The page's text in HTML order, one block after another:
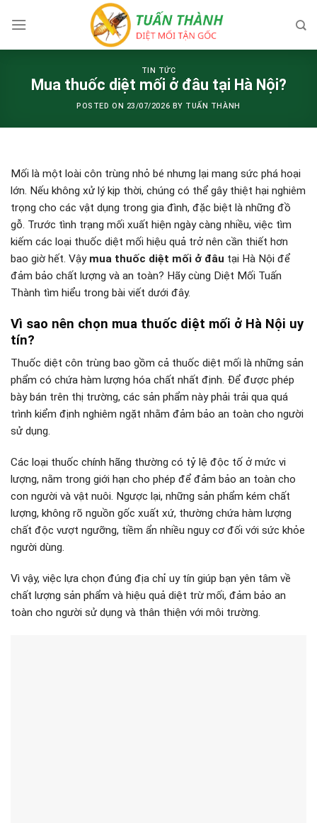
TIN TỨC
Mua thuốc diệt mối ở đâu tại Hà Nội?
POSTED ON 23/07/2026 BY TUẤN THÀNH
Mối là một loài côn trùng nhỏ bé nhưng lại mang sức phá hoại
lớn. Nếu không xử lý kịp thời, chúng có thể gây thiệt hại nghiêm
trọng cho các vật dụng trong gia đình, đặc biệt là những đồ
gỗ. Trước tình trạng mối xuất hiện ngày càng nhiều, việc tìm
kiếm các loại thuốc diệt mối hiệu quả trở nên cần thiết hơn
bao giờ hết. Vậy mua thuốc diệt mối ở đâu tại Hà Nội để
đảm bảo chất lượng và an toàn? Hãy cùng Diệt Mối Tuấn
Thành tìm hiểu trong bài viết dưới đây.
Vì sao nên chọn mua thuốc diệt mối ở Hà Nội uy
tín?
Thuốc diệt côn trùng bao gồm cả thuốc diệt mối là những sản
phẩm có chứa hàm lượng hóa chất nhất định. Để được phép
bày bán trên thị trường, các sản phẩm này phải trải qua quá
trình kiểm định nghiêm ngặt nhằm đảm bảo an toàn cho người
sử dụng.
Các loại thuốc chính hãng thường có tỷ lệ độc tố ở mức vi
lượng, nằm trong giới hạn cho phép để đảm bảo an toàn cho
con người và vật nuôi. Ngược lại, những sản phẩm kém chất
lượng, không rõ nguồn gốc xuất xứ, thường chứa hàm lượng
chất độc vượt ngưỡng, tiềm ẩn nhiều nguy cơ đối với sức khỏe
người dùng.
Vì vậy, việc lựa chọn đúng địa chỉ uy tín giúp bạn yên tâm về
chất lượng sản phẩm và hiệu quả diệt trừ mối, đảm bảo an
toàn cho người sử dụng và thân thiện với môi trường.